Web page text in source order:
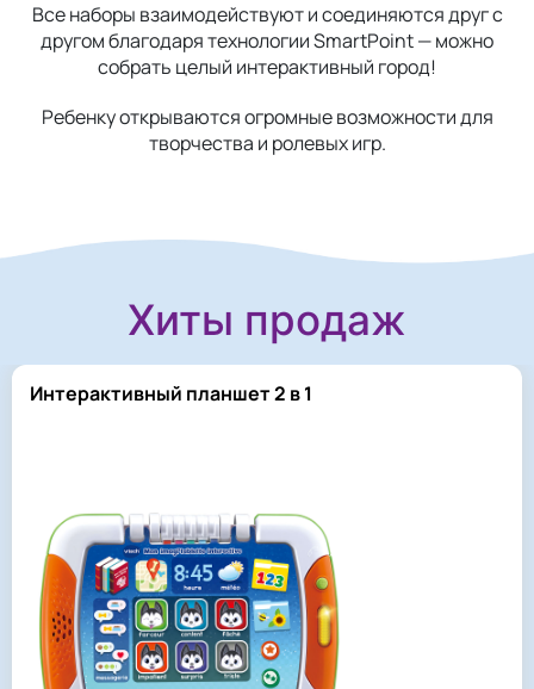
Все наборы взаимодействуют и соединяются друг с
другом благодаря технологии SmartPoint — можно
собрать целый интерактивный город!
Ребенку открываются огромные возможности для
творчества и ролевых игр.
Хиты продаж
Интерактивный планшет 2 в 1